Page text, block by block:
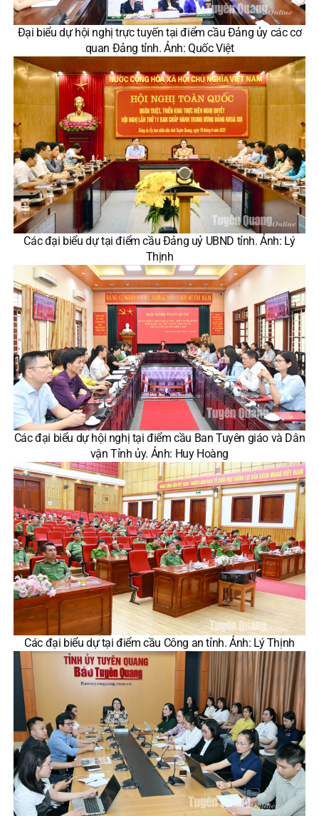
Đại biểu dự hội nghị trực tuyến tại điểm cầu Đảng ủy các cơ
quan Đảng tỉnh. Ảnh: Quốc Việt
Các đại biểu dự tại điểm cầu Đảng uỷ UBND tỉnh. Ảnh: Lý
Thịnh
Các đại biểu dự hội nghị tại điểm cầu Ban Tuyên giáo và Dân
vận Tỉnh ủy. Ảnh: Huy Hoàng
Các đại biểu dự tại điểm cầu Công an tỉnh. Ảnh: Lý Thịnh